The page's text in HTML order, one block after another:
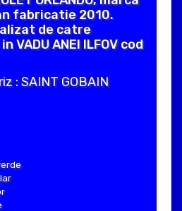
fabricatie 2010.
de catre
VADU ANEI ILFOV cod
: SAINT GOBAIN